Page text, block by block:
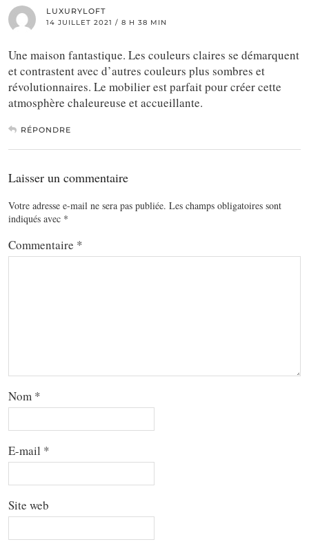
LUXURYLOFT
14 JUILLET 2021 / 8 H 38 MIN
Une maison fantastique. Les couleurs claires se démarquent
et contrastent avec d’autres couleurs plus sombres et
révolutionnaires. Le mobilier est parfait pour créer cette
atmosphère chaleureuse et accueillante.
RÉPONDRE
Laisser un commentaire
Votre adresse e-mail ne sera pas publiée. Les champs obligatoires sont
indiqués avec *
Commentaire *
Nom *
E-mail *
Site web